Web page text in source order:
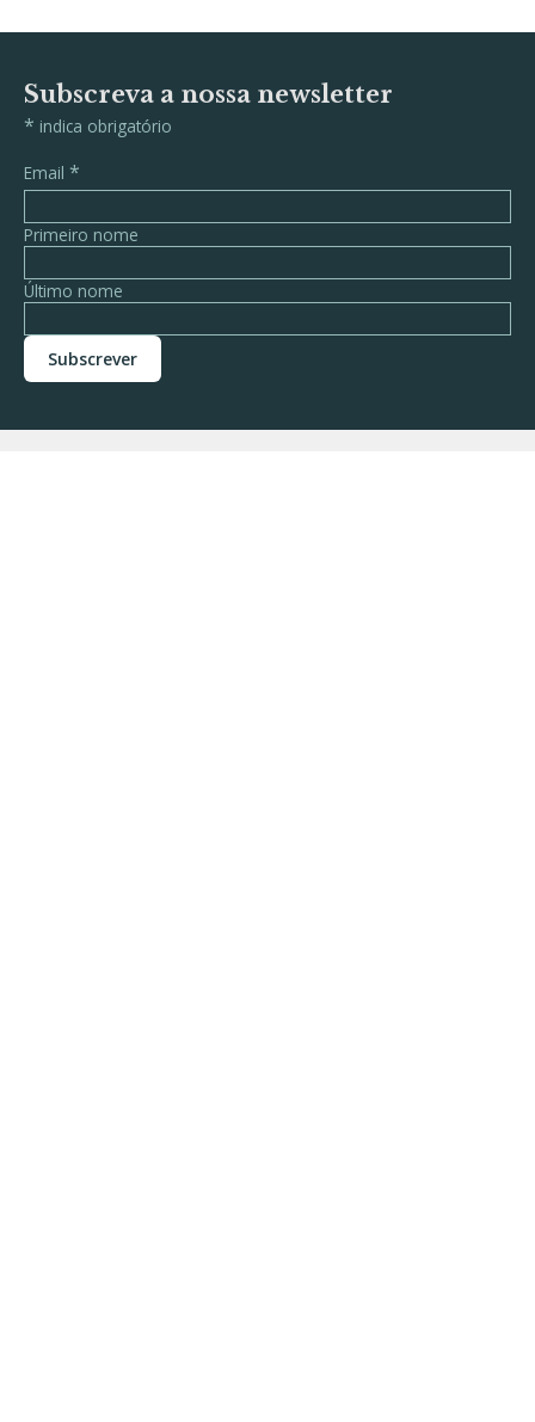
Subscreva a nossa newsletter
* indica obrigatório
Email *
Primeiro nome
Último nome